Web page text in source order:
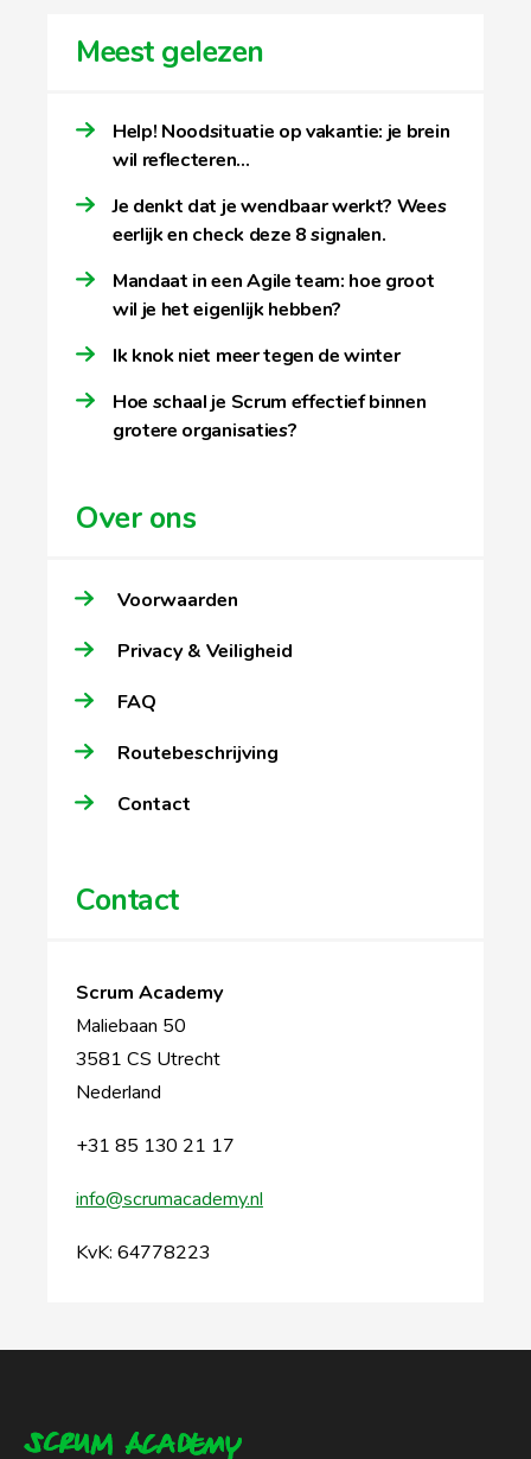
Meest gelezen
Help! Noodsituatie op vakantie: je brein
wil reflecteren…
Je denkt dat je wendbaar werkt? Wees
eerlijk en check deze 8 signalen.
Mandaat in een Agile team: hoe groot
wil je het eigenlijk hebben?
Ik knok niet meer tegen de winter
Hoe schaal je Scrum effectief binnen
grotere organisaties?
Over ons
Voorwaarden
Privacy & Veiligheid
FAQ
Routebeschrijving
Contact
Contact
Scrum Academy
Maliebaan 50
3581 CS Utrecht
Nederland
+31 85 130 21 17
info@scrumacademy.nl
KvK: 64778223